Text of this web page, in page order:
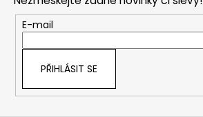
E-mail
PŘIHLÁSIT SE